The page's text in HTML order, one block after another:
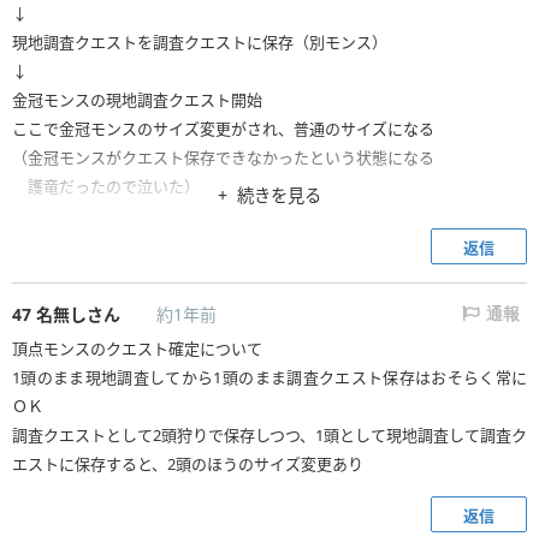
↓
現地調査クエストを調査クエストに保存（別モンス）
↓
金冠モンスの現地調査クエスト開始
ここで金冠モンスのサイズ変更がされ、普通のサイズになる
（金冠モンスがクエスト保存できなかったという状態になる
護竜だったので泣いた）
続きを見る
返信
47 名無しさん 約1年前 通報
頂点モンスのクエスト確定について
1頭のまま現地調査してから1頭のまま調査クエスト保存はおそらく常に
ＯＫ
調査クエストとして2頭狩りで保存しつつ、1頭として現地調査して調査ク
エストに保存すると、2頭のほうのサイズ変更あり
返信